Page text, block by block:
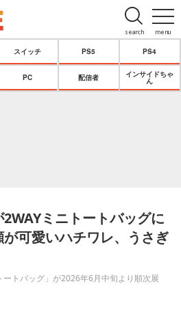
menu
search
スイッチ PS5 PS4
PC 配信者
インサイドちゃ
ん
2WAYミニトートバッグに
可愛いハチワレ、うさぎ
ートバッグ」が2026年6月中旬より順次展